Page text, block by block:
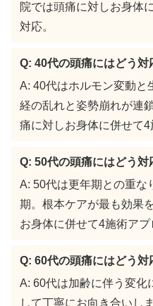
院では頭痛に対しお身体
対応。
Q: 40代の頭痛にはどう対
A: 40代はホルモン変動と
経の乱れと姿勢崩れが連
痛に対しお身体に併せて4
Q: 50代の頭痛にはどう対
A: 50代は更年期との重な
期。根本ケアが最も効果
お身体に併せて4施術アプ
Q: 60代の頭痛にはどう対
A: 60代は加齢に伴う変化
して丁寧にお向き合いし